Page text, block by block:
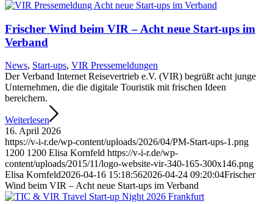
Frischer Wind beim VIR – Acht neue Start-ups im
Verband
News, Start-ups, VIR Pressemeldungen
Der Verband Internet Reisevertrieb e.V. (VIR) begrüßt acht junge
Unternehmen, die die digitale Touristik mit frischen Ideen
bereichern.
Weiterlesen
16. April 2026
https://v-i-r.de/wp-content/uploads/2026/04/PM-Start-ups-1.png
1200 1200 Elisa Kornfeld https://v-i-r.de/wp-
content/uploads/2015/11/logo-website-vir-340-165-300x146.png
Elisa Kornfeld2026-04-16 15:18:562026-04-24 09:20:04Frischer
Wind beim VIR – Acht neue Start-ups im Verband